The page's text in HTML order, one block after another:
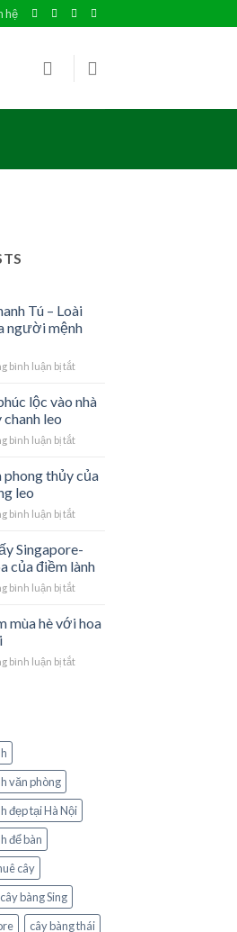
hệ
Tú – Loài
người mệnh
bình luận bị tắtở
Thanh
Loài
của
Thủy
lộc vào nhà
leo
bình luận bị tắtở
phúc
nhà
cây
chanh
phong thủy của
leo
bình luận bị tắtở
phong
thủy
của
hồng
Singapore-
của điềm lành
bình luận bị tắtở
giấy
hoa
mùa hè với hoa
bình luận bị tắtở
văn phòng
đẹp tại Hà Nội
để bàn
cây
cây bàng Sing
cây bàng thái